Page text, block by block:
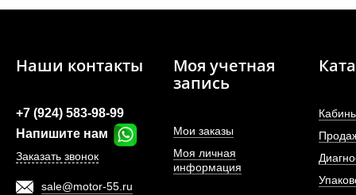
Наши контакты
+7 (924) 583-98-99
Напишите нам
Заказать звонок
sale@motor-55.ru
Моя учетная
запись
Мои заказы
Моя личная
информация